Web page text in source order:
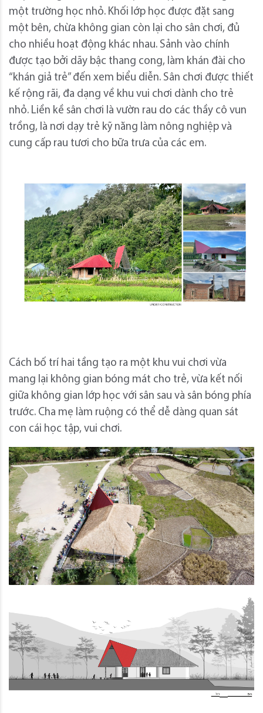
một trường học nhỏ. Khối lớp học được đặt sang
một bên, chừa không gian còn lại cho sân chơi, đủ
cho nhiều hoạt động khác nhau. Sảnh vào chính
được tạo bởi dãy bậc thang cong, làm khán đài cho
“khán giả trẻ” đến xem biểu diễn. Sân chơi được thiết
kế rộng rãi, đa dạng về khu vui chơi dành cho trẻ
nhỏ. Liền kề sân chơi là vườn rau do các thầy cô vun
trồng, là nơi dạy trẻ kỹ năng làm nông nghiệp và
cung cấp rau tươi cho bữa trưa của các em.
Cách bố trí hai tầng tạo ra một khu vui chơi vừa
mang lại không gian bóng mát cho trẻ, vừa kết nối
giữa không gian lớp học với sân sau và sân bóng phía
trước. Cha mẹ làm ruộng có thể dễ dàng quan sát
con cái học tập, vui chơi.